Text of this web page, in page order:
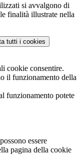
si avvalgono di
finalità illustrate nella
tutti i cookies
cookie consentire.
il funzionamento della
funzionamento potete
essere
pagina della cookie